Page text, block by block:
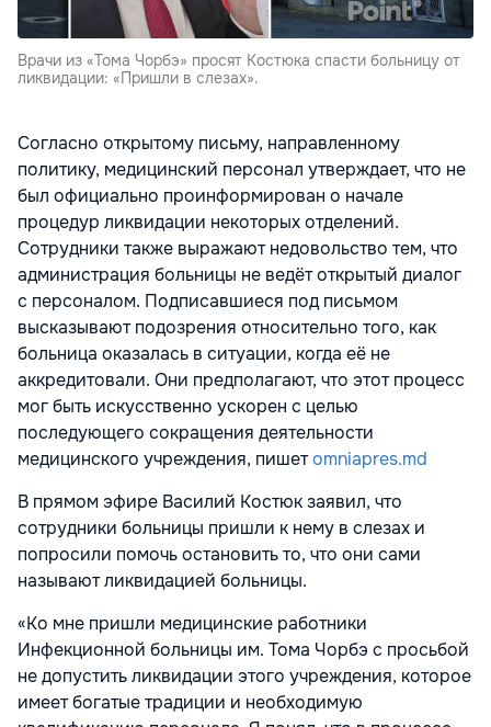
Врачи из «Тома Чорбэ» просят Костюка спасти больницу от
ликвидации: «Пришли в слезах».
Согласно открытому письму, направленному
политику, медицинский персонал утверждает, что не
был официально проинформирован о начале
процедур ликвидации некоторых отделений.
Сотрудники также выражают недовольство тем, что
администрация больницы не ведёт открытый диалог
с персоналом. Подписавшиеся под письмом
высказывают подозрения относительно того, как
больница оказалась в ситуации, когда её не
аккредитовали. Они предполагают, что этот процесс
мог быть искусственно ускорен с целью
последующего сокращения деятельности
медицинского учреждения, пишетomniapres.md
В прямом эфире Василий Костюк заявил, что
сотрудники больницы пришли к нему в слезах и
попросили помочь остановить то, что они сами
называют ликвидацией больницы.
«Ко мне пришли медицинские работники
Инфекционной больницы им. Тома Чорбэ с просьбой
не допустить ликвидации этого учреждения, которое
имеет богатые традиции и необходимую